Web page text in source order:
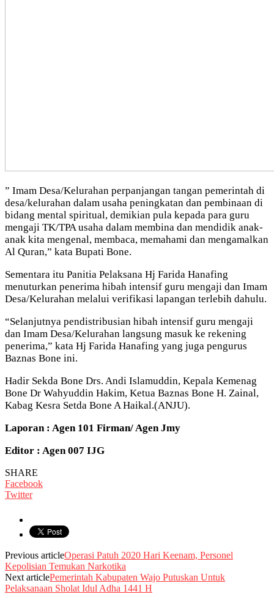
” Imam Desa/Kelurahan perpanjangan tangan pemerintah di
desa/kelurahan dalam usaha peningkatan dan pembinaan di
bidang mental spiritual, demikian pula kepada para guru
mengaji TK/TPA usaha dalam membina dan mendidik anak-
anak kita mengenal, membaca, memahami dan mengamalkan
Al Quran,” kata Bupati Bone.
Sementara itu Panitia Pelaksana Hj Farida Hanafing
menuturkan penerima hibah intensif guru mengaji dan Imam
Desa/Kelurahan melalui verifikasi lapangan terlebih dahulu.
“Selanjutnya pendistribusian hibah intensif guru mengaji
dan Imam Desa/Kelurahan langsung masuk ke rekening
penerima,” kata Hj Farida Hanafing yang juga pengurus
Baznas Bone ini.
Hadir Sekda Bone Drs. Andi Islamuddin, Kepala Kemenag
Bone Dr Wahyuddin Hakim, Ketua Baznas Bone H. Zainal,
Kabag Kesra Setda Bone A Haikal.(ANJU).
Laporan : Agen 101 Firman/ Agen Jmy
Editor : Agen 007 IJG
SHARE
Facebook
Twitter
Previous articleOperasi Patuh 2020 Hari Keenam, Personel
Kepolisian Temukan Narkotika
Next articlePemerintah Kabupaten Wajo Putuskan Untuk
Pelaksanaan Sholat Idul Adha 1441 H